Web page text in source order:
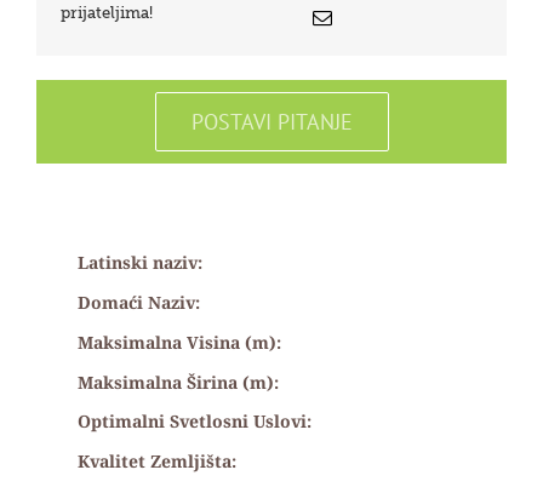
prijateljima!
POSTAVI PITANJE
Latinski naziv:
Domaći Naziv:
Maksimalna Visina (m):
Maksimalna Širina (m):
Optimalni Svetlosni Uslovi:
Kvalitet Zemljišta: